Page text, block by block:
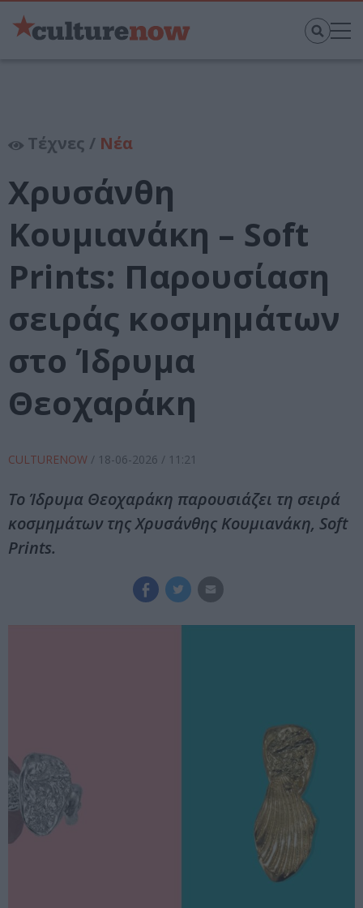
Τέχνες / Νέα
Χρυσάνθη
Κουμιανάκη – Soft
Prints: Παρουσίαση
σειράς κοσμημάτων
στο Ίδρυμα
Θεοχαράκη
CULTURENOW / 18-06-2026 / 11:21
Το Ίδρυμα Θεοχαράκη παρουσιάζει τη σειρά
κοσμημάτων της Χρυσάνθης Κουμιανάκη, Soft
Prints.